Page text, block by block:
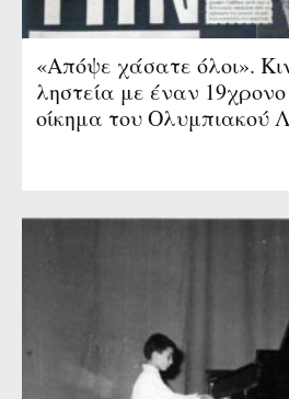
«Απόψε χάσατε όλοι».
ληστεία με έναν
οίκημα του Ολυμπιακού